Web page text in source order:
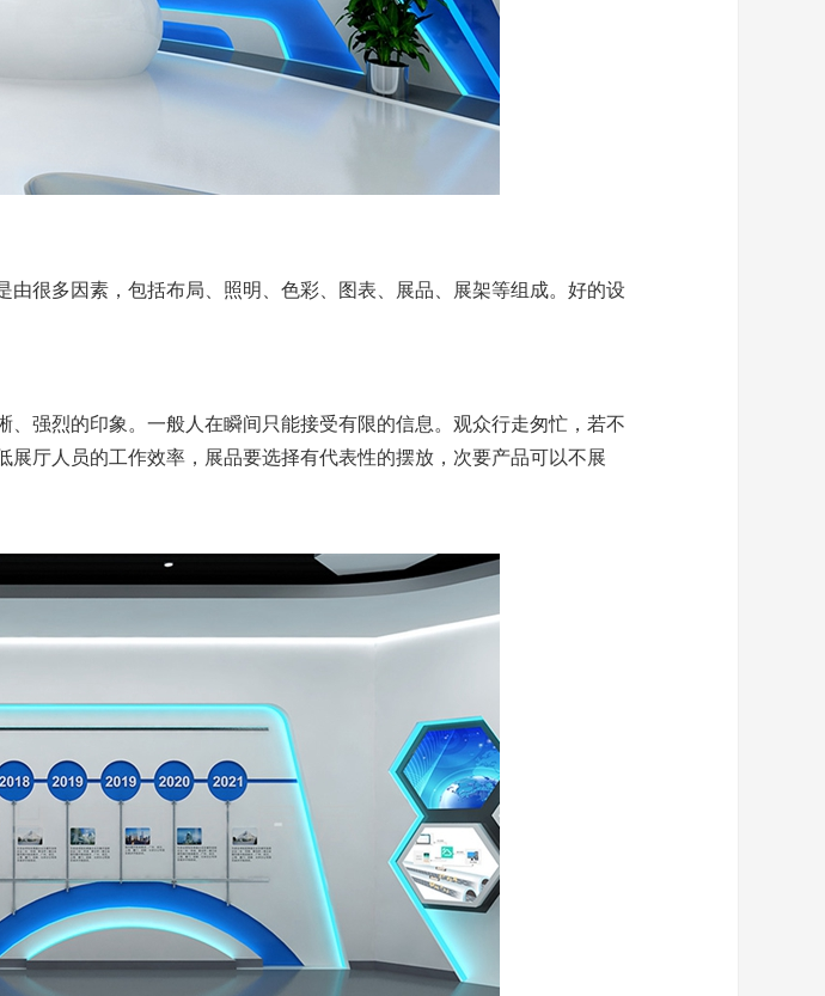
很多因素，包括布局、照明、色彩、图表、展品、展架等组成。好的设
强烈的印象。一般人在瞬间只能接受有限的信息。观众行走匆忙，若不
厅人员的工作效率，展品要选择有代表性的摆放，次要产品可以不展